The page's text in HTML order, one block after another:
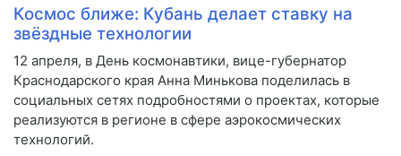
Космос ближе: Кубань делает ставку на
звёздные технологии
12 апреля, в День космонавтики, вице-губернатор
Краснодарского края Анна Минькова поделилась в
социальных сетях подробностями о проектах, которые
реализуются в регионе в сфере аэрокосмических
технологий.